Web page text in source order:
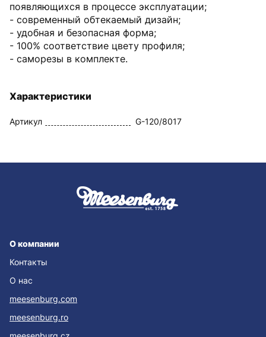
появляющихся в процессе эксплуатации;
- современный обтекаемый дизайн;
- удобная и безопасная форма;
- 100% соответствие цвету профиля;
- саморезы в комплекте.
Характеристики
Артикул G-120/8017
О компании
Контакты
О нас
meesenburg.com
meesenburg.ro